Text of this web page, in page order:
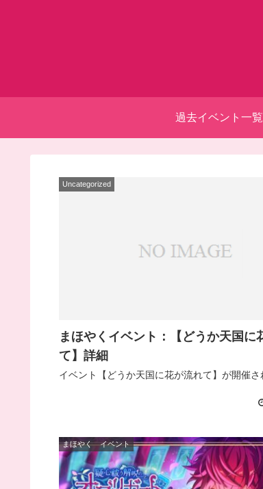
過去イベント一覧
Uncategorized
まほやくイベント：【どうか天国に
て】詳細
イベント【どうか天国に花が流れて】が開催さ
まほやく イベント